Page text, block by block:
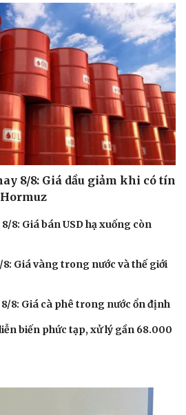
8/8: Giá dầu giảm khi có tín
8: Giá bán USD hạ xuống còn
Giá vàng trong nước và thế giới
8: Giá cà phê trong nước ổn định
biến phức tạp, xử lý gần 68.000